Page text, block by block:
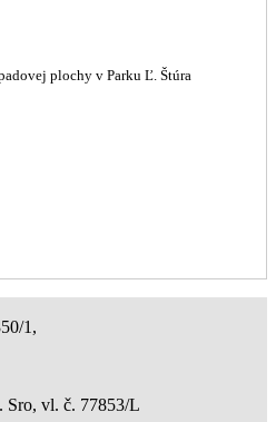
plochy v Parku Ľ. Štúra
1,
Sro, vl. č. 77853/L